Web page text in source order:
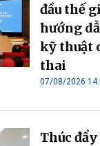
đầu thế
hướng
kỹ thuật
thai
07/08/2026
Thúc